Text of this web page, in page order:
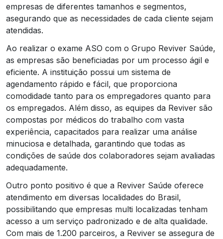
empresas de diferentes tamanhos e segmentos,
asegurando que as necessidades de cada cliente sejam
atendidas.
Ao realizar o exame ASO com o Grupo Reviver Saúde,
as empresas são beneficiadas por um processo ágil e
eficiente. A instituição possui um sistema de
agendamento rápido e fácil, que proporciona
comodidade tanto para os empregadores quanto para
os empregados. Além disso, as equipes da Reviver são
compostas por médicos do trabalho com vasta
experiência, capacitados para realizar uma análise
minuciosa e detalhada, garantindo que todas as
condições de saúde dos colaboradores sejam avaliadas
adequadamente.
Outro ponto positivo é que a Reviver Saúde oferece
atendimento em diversas localidades do Brasil,
possibilitando que empresas multi localizadas tenham
acesso a um serviço padronizado e de alta qualidade.
Com mais de 1.200 parceiros, a Reviver se assegura de